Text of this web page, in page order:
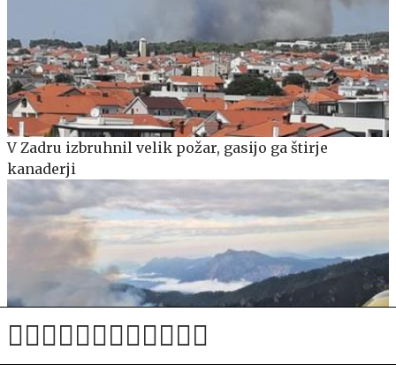
V Zadru izbruhnil velik požar, gasijo ga štirje
kanaderji